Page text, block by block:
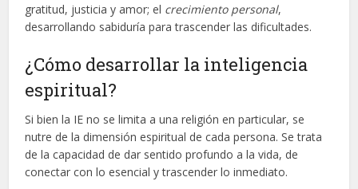
gratitud, justicia y amor; el crecimiento personal,
desarrollando sabiduría para trascender las dificultades.
¿Cómo desarrollar la inteligencia
espiritual?
Si bien la IE no se limita a una religión en particular, se
nutre de la dimensión espiritual de cada persona. Se trata
de la capacidad de dar sentido profundo a la vida, de
conectar con lo esencial y trascender lo inmediato.